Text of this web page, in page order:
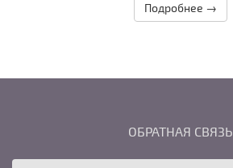
Подробнее →
ОБРАТНАЯ СВЯЗЬ